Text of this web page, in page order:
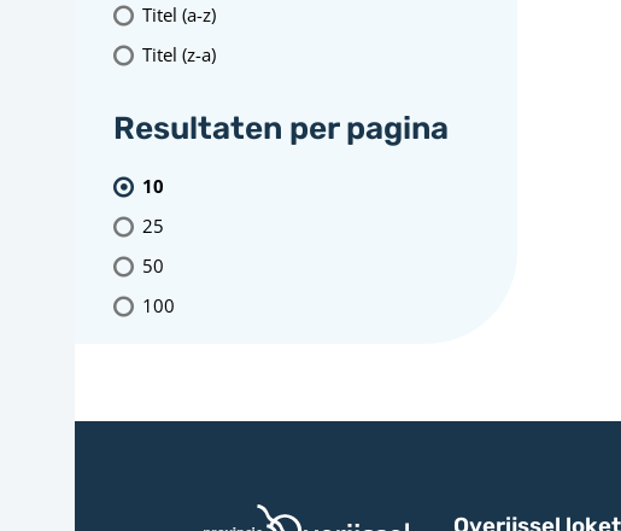
Titel (a-z)
Titel (z-a)
Resultaten per pagina
10
25
50
100